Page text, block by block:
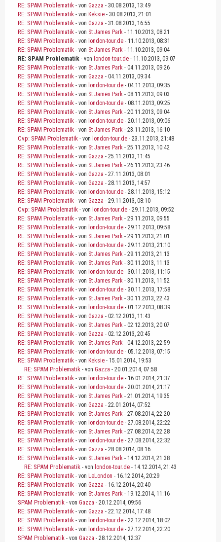
RE: SPAM Problematik - von Gazza - 30.08.2013, 13:49
RE: SPAM Problematik - von Keksie - 30.08.2013, 21:01
RE: SPAM Problematik - von Gazza - 31.08.2013, 16:55
RE: SPAM Problematik - von St James Park - 11.10.2013, 08:21
RE: SPAM Problematik - von london-tour.de - 11.10.2013, 08:31
RE: SPAM Problematik - von St James Park - 11.10.2013, 09:04
RE: SPAM Problematik - von london-tour.de - 11.10.2013, 09:07
RE: SPAM Problematik - von St James Park - 04.11.2013, 09:26
RE: SPAM Problematik - von Gazza - 04.11.2013, 09:34
RE: SPAM Problematik - von london-tour.de - 04.11.2013, 09:35
RE: SPAM Problematik - von St James Park - 08.11.2013, 09:03
RE: SPAM Problematik - von london-tour.de - 08.11.2013, 09:25
RE: SPAM Problematik - von St James Park - 20.11.2013, 09:04
RE: SPAM Problematik - von london-tour.de - 20.11.2013, 09:06
RE: SPAM Problematik - von St James Park - 23.11.2013, 16:10
Cvp: SPAM Problematik - von london-tour.de - 23.11.2013, 21:48
RE: SPAM Problematik - von St James Park - 25.11.2013, 10:42
RE: SPAM Problematik - von Gazza - 25.11.2013, 11:45
RE: SPAM Problematik - von St James Park - 26.11.2013, 23:46
RE: SPAM Problematik - von Gazza - 27.11.2013, 08:01
RE: SPAM Problematik - von Gazza - 28.11.2013, 14:57
RE: SPAM Problematik - von london-tour.de - 28.11.2013, 15:12
RE: SPAM Problematik - von Gazza - 29.11.2013, 08:10
Cvp: SPAM Problematik - von london-tour.de - 29.11.2013, 09:52
RE: SPAM Problematik - von St James Park - 29.11.2013, 09:55
RE: SPAM Problematik - von london-tour.de - 29.11.2013, 09:58
RE: SPAM Problematik - von St James Park - 29.11.2013, 21:01
RE: SPAM Problematik - von london-tour.de - 29.11.2013, 21:10
RE: SPAM Problematik - von St James Park - 29.11.2013, 21:13
RE: SPAM Problematik - von St James Park - 30.11.2013, 11:13
RE: SPAM Problematik - von london-tour.de - 30.11.2013, 11:15
RE: SPAM Problematik - von St James Park - 30.11.2013, 11:52
RE: SPAM Problematik - von london-tour.de - 30.11.2013, 17:58
RE: SPAM Problematik - von St James Park - 30.11.2013, 22:43
RE: SPAM Problematik - von london-tour.de - 01.12.2013, 08:39
RE: SPAM Problematik - von Gazza - 02.12.2013, 11:43
RE: SPAM Problematik - von St James Park - 02.12.2013, 20:07
RE: SPAM Problematik - von Gazza - 02.12.2013, 20:45
RE: SPAM Problematik - von St James Park - 04.12.2013, 22:59
RE: SPAM Problematik - von london-tour.de - 05.12.2013, 07:15
RE: SPAM Problematik - von Keksie - 15.01.2014, 19:53
RE: SPAM Problematik - von Gazza - 20.01.2014, 07:58
RE: SPAM Problematik - von london-tour.de - 16.01.2014, 21:37
RE: SPAM Problematik - von london-tour.de - 20.01.2014, 21:17
RE: SPAM Problematik - von St James Park - 21.01.2014, 19:35
RE: SPAM Problematik - von Gazza - 22.01.2014, 07:52
RE: SPAM Problematik - von St James Park - 27.08.2014, 22:20
RE: SPAM Problematik - von london-tour.de - 27.08.2014, 22:22
RE: SPAM Problematik - von St James Park - 27.08.2014, 22:28
RE: SPAM Problematik - von london-tour.de - 27.08.2014, 22:32
RE: SPAM Problematik - von Gazza - 28.08.2014, 08:16
RE: SPAM Problematik - von St James Park - 14.12.2014, 21:38
RE: SPAM Problematik - von london-tour.de - 14.12.2014, 21:43
RE: SPAM Problematik - von LeLondon - 16.12.2014, 20:29
RE: SPAM Problematik - von Gazza - 16.12.2014, 20:40
RE: SPAM Problematik - von St James Park - 19.12.2014, 11:16
SPAM Problematik - von Gazza - 20.12.2014, 09:56
RE: SPAM Problematik - von Gazza - 22.12.2014, 17:48
RE: SPAM Problematik - von london-tour.de - 22.12.2014, 18:02
RE: SPAM Problematik - von london-tour.de - 27.12.2014, 22:20
SPAM Problematik - von Gazza - 28.12.2014, 12:37